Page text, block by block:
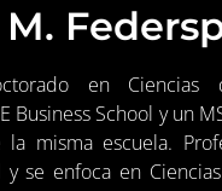
en Ciencias
Business School y un
la misma escuela.
y se enfoca en